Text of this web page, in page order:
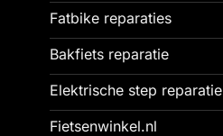
Fatbike reparaties
Bakfiets reparatie
Elektrische step reparatie
Fietsenwinkel.nl